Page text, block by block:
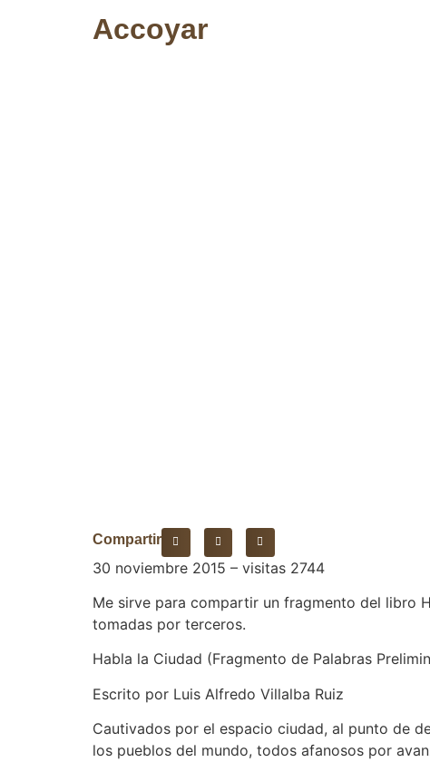
Accoyar
Compartir
30 noviembre 2015 – visitas 2744
Me sirve para compartir un fragmento del libro
tomadas por terceros.
Habla la Ciudad (Fragmento de Palabras
Escrito por Luis Alfredo Villalba Ruiz
Cautivados por el espacio ciudad, al punto de
los pueblos del mundo, todos afanosos por